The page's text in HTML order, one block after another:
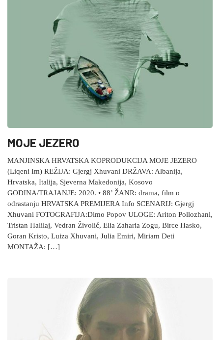
MOJE JEZERO
MANJINSKA HRVATSKA KOPRODUKCIJA MOJE JEZERO
(Liqeni Im) REŽIJA: Gjergj Xhuvani DRŽAVA: Albanija,
Hrvatska, Italija, Sjeverna Makedonija, Kosovo
GODINA/TRAJANJE: 2020. • 88’ ŽANR: drama, film o
odrastanju HRVATSKA PREMIJERA Info SCENARIJ: Gjergj
Xhuvani FOTOGRAFIJA:Dimo Popov ULOGE: Ariton Pollozhani,
Tristan Halilaj, Vedran Živolić, Elia Zaharia Zogu, Birce Hasko,
Goran Kristo, Luiza Xhuvani, Julia Emiri, Miriam Deti
MONTAŽA: […]